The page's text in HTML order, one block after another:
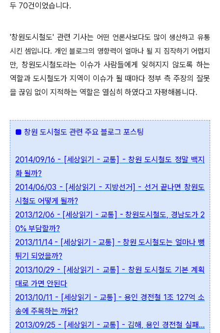
두 70건이었습니다.
'창원도시철도' 관련 기사는 어떤 언론사보다도많이 생산하고 유통
시킨 셈입니다. 개인 블로그의 영향력이 얼마나 될 지 짐작하기 어렵지
만, 창원도시철도라는 이슈가 사람들에게 잊혀지지 않도록 하는
역할과 도시철도가 지역이 이슈가 될 때마다 정부 측 주장의 잘못
을 끊임 없이 지적하는 역할은 열심히 하였다고 자평해봅니다.
■ 창원 도시철도 관련 주요 블로그 포스팅
2014/09/16 - [세상읽기 - 교통] - 창원 도시철도 정말 백지
화 될까?
2014/06/03 - [세상읽기 - 지방선거] - 선거 끝나면 창원도
시철도 어떻게 될까?
2013/12/06 - [세상읽기 - 교통] - 창원도시철도, 경남도가 2
0% 부담할까?
2013/11/14 - [세상읽기 - 교통] - 창원 도시철도는 얼마나 뻥
튀기 되었을까?
2013/10/29 - [세상읽기 - 교통] - 창원 도시철도 기본 계획
대로 가면 안된다
2013/10/11 - [세상읽기 - 교통] - 용인 경전철 1조 127억 소
송에 주목하는 까닭?
2013/09/25 - [세상읽기 - 교통] - 김해, 용인 경전철 실패...